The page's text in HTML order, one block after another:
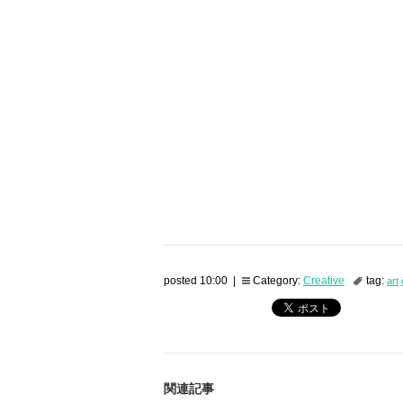
posted 10:00 | Category: Creative tag: art
関連記事